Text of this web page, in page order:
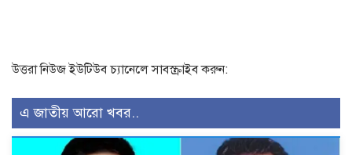
উত্তরা নিউজ ইউটিউব চ্যানেলে সাবস্ক্রাইব করুন:
এ জাতীয় আরো খবর..